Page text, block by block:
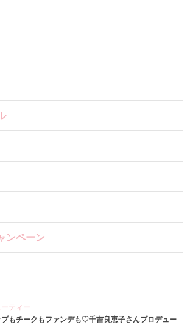
ンペーン
ーティー
プもチークもファンデも♡千吉良恵子さんプロデュー